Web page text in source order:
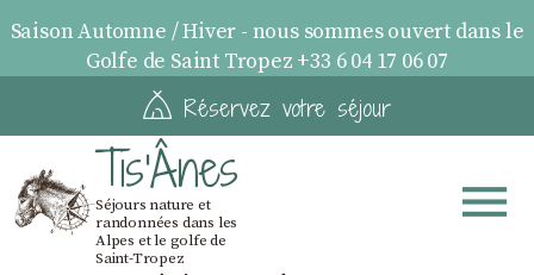
Saison Automne / Hiver - nous sommes ouvert dans le
Golfe de Saint Tropez +33 6 04 17 06 07
Réservez votre séjour
Tis'Ânes
Séjours nature et
randonnées dans les
Alpes et le golfe de
Saint-Tropez